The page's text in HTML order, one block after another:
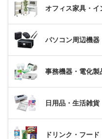
オフィス家具・イ
パソコン周辺機器
事務機器・電化製
日用品・生活雑貨
ドリンク・フード